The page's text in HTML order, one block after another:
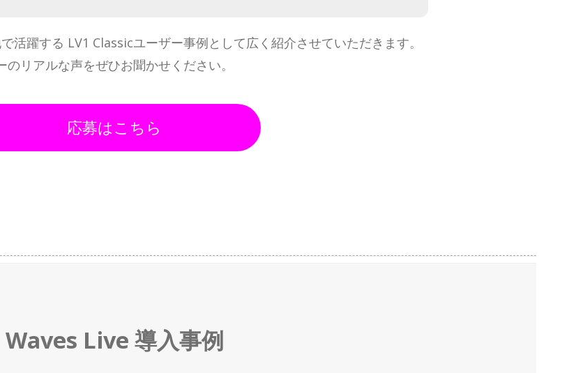
活躍する LV1 Classicユーザー事例として広く紹介させていただきます。
リアルな声をぜひお聞かせください。
応募はこちら
Waves Live 導入事例